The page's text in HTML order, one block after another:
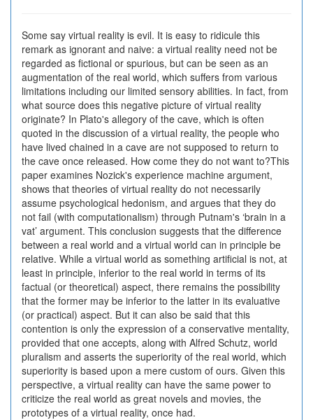
Some say virtual reality is evil. It is easy to ridicule this
remark as ignorant and naive: a virtual reality need not be
regarded as fictional or spurious, but can be seen as an
augmentation of the real world, which suffers from various
limitations including our limited sensory abilities. In fact, from
what source does this negative picture of virtual reality
originate? In Plato's allegory of the cave, which is often
quoted in the discussion of a virtual reality, the people who
have lived chained in a cave are not supposed to return to
the cave once released. How come they do not want to?This
paper examines Nozick's experience machine argument,
shows that theories of virtual reality do not necessarily
assume psychological hedonism, and argues that they do
not fail (with computationalism) through Putnam's ‘brain in a
vat’ argument. This conclusion suggests that the difference
between a real world and a virtual world can in principle be
relative. While a virtual world as something artificial is not, at
least in principle, inferior to the real world in terms of its
factual (or theoretical) aspect, there remains the possibility
that the former may be inferior to the latter in its evaluative
(or practical) aspect. But it can also be said that this
contention is only the expression of a conservative mentality,
provided that one accepts, along with Alfred Schutz, world
pluralism and asserts the superiority of the real world, which
superiority is based upon a mere custom of ours. Given this
perspective, a virtual reality can have the same power to
criticize the real world as great novels and movies, the
prototypes of a virtual reality, once had.